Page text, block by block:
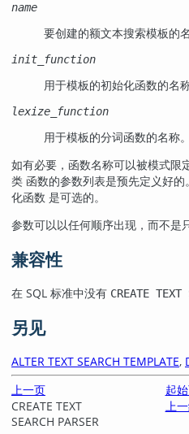
name
要创建的额文本搜索模板的
init_function
用于模板的初始化函数的名称
lexize_function
用于模板的分词函数的名称。
如有必要，函数名称可以被模式限
类 函数的参数列表是预先定义好
化函数 是可选的。
参数可以以任何顺序出现，而不是
兼容性
在 SQL 标准中没有 CREATE TEXT
另见
ALTER TEXT SEARCH TEMPLATE,
上一页
起
CREATE TEXT
SEARCH PARSER
上